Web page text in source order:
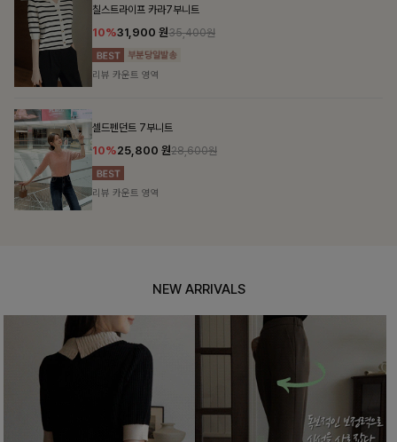
칠스트라이프 카라7부니트
10%31,900 원35,400원
리뷰 카운트 영역
셀드펜던트 7부니트
10%25,800 원28,600원
리뷰 카운트 영역
NEW ARRIVALS